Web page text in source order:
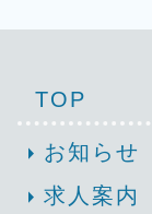
TOP
arrow_right お知らせ
arrow_right 求人案内